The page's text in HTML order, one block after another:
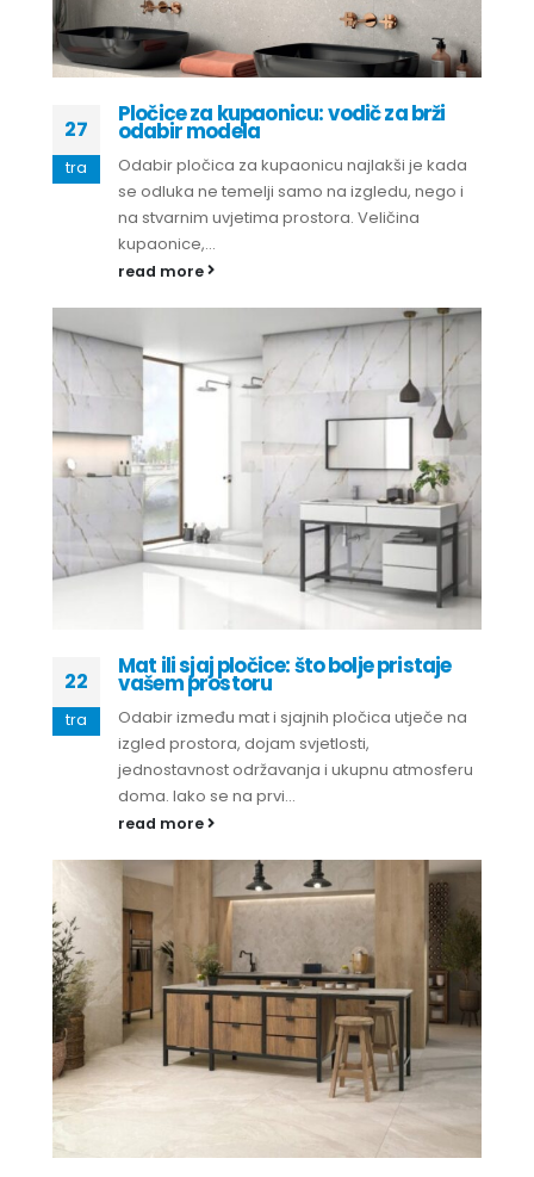
27
tra
Pločice za kupaonicu: vodič za brži
odabir modela
Odabir pločica za kupaonicu najlakši je kada
se odluka ne temelji samo na izgledu, nego i
na stvarnim uvjetima prostora. Veličina
kupaonice,...
read more
22
tra
Mat ili sjaj pločice: što bolje pristaje
vašem prostoru
Odabir između mat i sjajnih pločica utječe na
izgled prostora, dojam svjetlosti,
jednostavnost održavanja i ukupnu atmosferu
doma. Iako se na prvi...
read more